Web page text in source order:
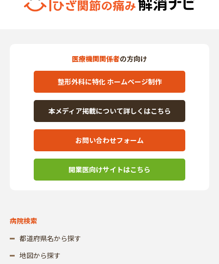
医療機関関係者の方向け
整形外科に特化 ホームページ制作
本メディア掲載について詳しくはこちら
お問い合わせフォーム
開業医向けサイトはこちら
病院検索
都道府県名から探す
地図から探す